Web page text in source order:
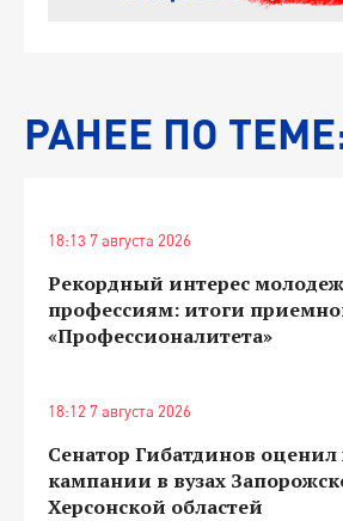
РАНЕЕ ПО
18:13 7 августа 2026
Рекордный интерес
профессиям: итоги
«Профессионалитета»
18:12 7 августа 2026
Сенатор Гибатдинов
кампании в вузах
Херсонской областей